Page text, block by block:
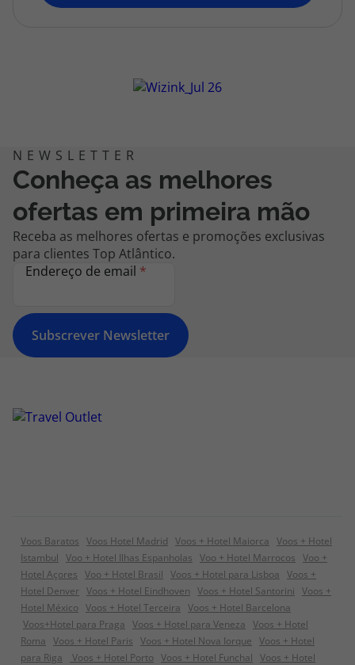
topatlantico@topatlantico.com
Conheça as melhores
ofertas em primeira mão
Receba as melhores ofertas e promoções exclusivas
para clientes Top Atlântico.
Endereço de email *
Subscrever Newsletter
Voos Baratos Voos Hotel Madrid Voos + Hotel Maiorca Voos + Hotel
Istambul Voo + Hotel Ilhas Espanholas Voo + Hotel Marrocos Voo +
Hotel Açores Voo + Hotel Brasil Voos + Hotel para Lisboa Voos +
Hotel Denver Voos + Hotel Eindhoven Voos + Hotel Santorini Voos +
Hotel México Voos + Hotel Terceira Voos + Hotel Barcelona
Voos+Hotel para Praga Voos + Hotel para Veneza Voos + Hotel
Roma Voos + Hotel Paris Voos + Hotel Nova Iorque Voos + Hotel
para Riga
Voos + Hotel Porto Voos + Hotel Funchal Voos + Hotel